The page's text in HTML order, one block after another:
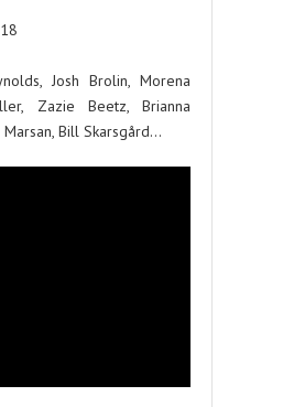
Josh Brolin, Morena
Zazie Beetz, Brianna
Bill Skarsgård…